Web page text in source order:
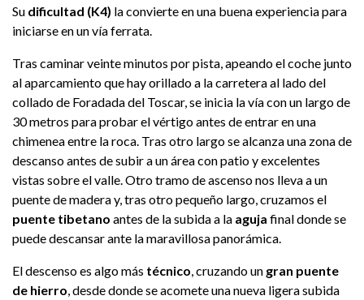
Su dificultad (K4) la convierte en una buena experiencia para
iniciarse en un vía ferrata.
Tras caminar veinte minutos por pista, apeando el coche junto
al aparcamiento que hay orillado a la carretera al lado del
collado de Foradada del Toscar, se inicia la vía con un largo de
30 metros para probar el vértigo antes de entrar en una
chimenea entre la roca. Tras otro largo se alcanza una zona de
descanso antes de subir a un área con patio y excelentes
vistas sobre el valle. Otro tramo de ascenso nos lleva a un
puente de madera y, tras otro pequeño largo, cruzamos el
puente tibetano antes de la subida a la aguja final donde se
puede descansar ante la maravillosa panorámica.
El descenso es algo más técnico , cruzando un gran puente
de hierro , desde donde se acomete una nueva ligera subida